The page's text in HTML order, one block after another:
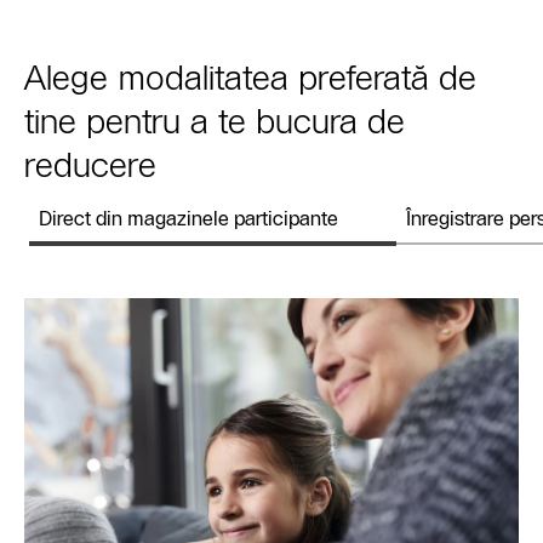
Alege modalitatea preferată de
tine pentru a te bucura de
reducere
Direct din magazinele participante Înregistrare